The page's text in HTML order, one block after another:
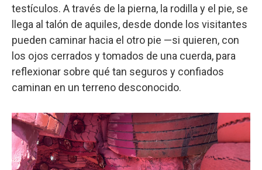
testículos. A través de la pierna, la rodilla y el pie, se
llega al talón de aquiles, desde donde los visitantes
pueden caminar hacia el otro pie —si quieren, con
los ojos cerrados y tomados de una cuerda, para
reflexionar sobre qué tan seguros y confiados
caminan en un terreno desconocido.